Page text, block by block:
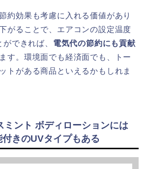
約効果も考慮に入れる価値があり
がることで、エアコンの設定温度
できれば、 電気代の節約にも貢献
す。環境面でも経済面でも、トー
トがある商品といえるかもしれま
ミント ボディローションには
付きのUVタイプもある